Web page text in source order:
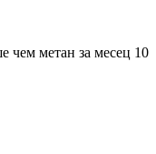
чем метан за месец 10